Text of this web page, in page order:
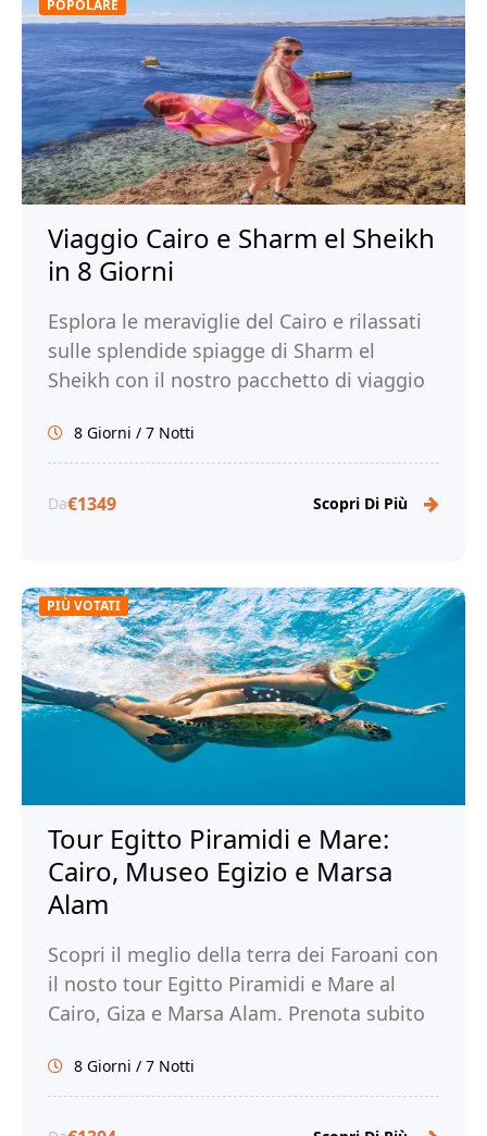
POPOLARE
Viaggio Cairo e Sharm el Sheikh
in 8 Giorni
Esplora le meraviglie del Cairo e rilassati
sulle splendide spiagge di Sharm el
Sheikh con il nostro pacchetto di viaggio
8 Giorni / 7 Notti
Da€1349 Scopri Di Più
PIÙ VOTATI
Tour Egitto Piramidi e Mare:
Cairo, Museo Egizio e Marsa
Alam
Scopri il meglio della terra dei Faroani con
il nosto tour Egitto Piramidi e Mare al
Cairo, Giza e Marsa Alam. Prenota subito
8 Giorni / 7 Notti